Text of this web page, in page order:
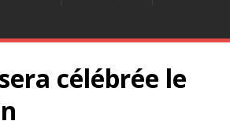
célébrée le